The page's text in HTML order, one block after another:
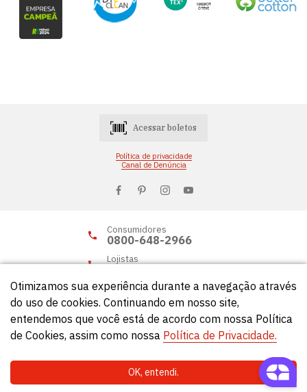
Acessar boletos
Política de privacidade
Canal de Denúncia
Consumidores
0800-648-2966
Lojistas
© Círculo 2026 - Todos os direitos reservados.
Natela
Otimizamos sua experiência durante a navegação através
do uso de cookies. Continuando em nosso site,
entendemos que você está de acordo com nossa Política
de Cookies, assim como nossa Política de Privacidade.
OK, entendi.